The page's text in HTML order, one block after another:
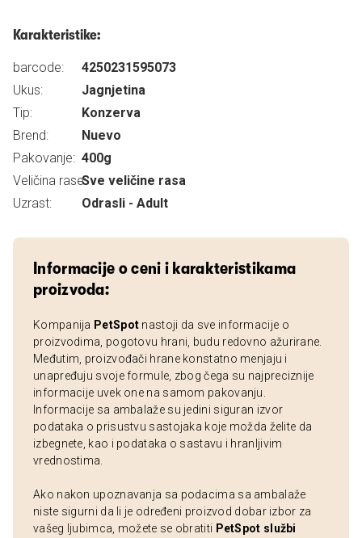
Karakteristike:
barcode:
4250231595073
Ukus:
Jagnjetina
Tip:
Konzerva
Brend:
Nuevo
Pakovanje: 400g
Veličina rase:Sve veličine rasa
Uzrast:
Odrasli - Adult
Informacije o ceni i karakteristikama
proizvoda:
Kompanija PetSpot nastoji da sve informacije o
proizvodima, pogotovu hrani, budu redovno ažurirane.
Međutim, proizvođači hrane konstatno menjaju i
unapređuju svoje formule, zbog čega su najpreciznije
informacije uvek one na samom pakovanju.
Informacije sa ambalaže su jedini siguran izvor
podataka o prisustvu sastojaka koje možda želite da
izbegnete, kao i podataka o sastavu i hranljivim
vrednostima.
Ako nakon upoznavanja sa podacima sa ambalaže
niste sigurni da li je određeni proizvod dobar izbor za
vašeg ljubimca, možete se obratiti PetSpot službi